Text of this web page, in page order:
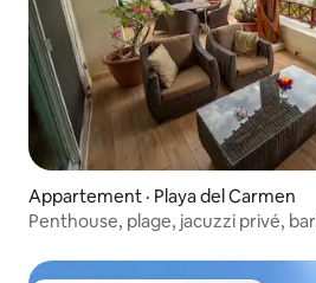
Appartement · Playa del Carmen
Penthouse, plage, jacuzzi privé,